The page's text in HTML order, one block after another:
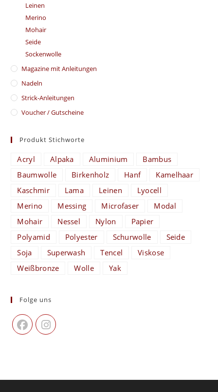
Leinen
Merino
Mohair
Seide
Sockenwolle
Magazine mit Anleitungen
Nadeln
Strick-Anleitungen
Voucher / Gutscheine
Produkt Stichworte
Acryl Alpaka Aluminium
Bambus
Baumwolle
Birkenholz Hanf
Kamelhaar
Kaschmir
Lama Leinen
Lyocell
Merino
Messing Microfaser
Modal
Mohair
Nessel Nylon
Papier
Polyamid
Polyester Schurwolle
Seide
Soja
Superwash Tencel
Viskose
Weißbronze
Wolle Yak
Folge uns